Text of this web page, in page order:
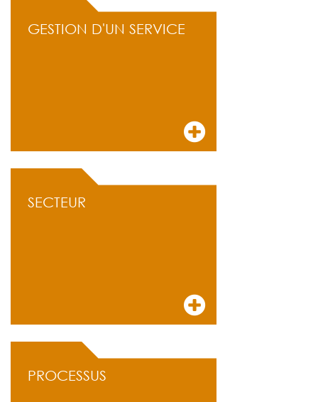
GESTION D'UN SERVICE
SECTEUR
PROCESSUS